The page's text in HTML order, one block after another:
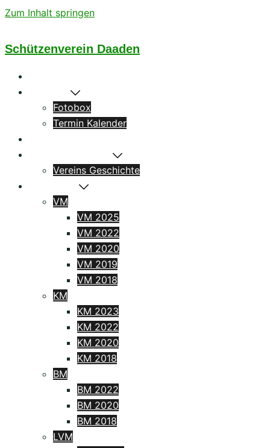
Zum Inhalt springen
Schützenverein Daaden
Fotobox
Termin Kalender
Vereins Geschichte
VM
VM 2025
VM 2022
VM 2020
VM 2019
VM 2018
KM
KM 2023
KM 2022
KM 2020
KM 2018
BM
BM 2022
BM 2020
BM 2018
LVM